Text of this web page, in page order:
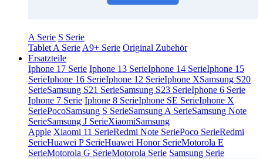
A Serie S Serie
Tablet A Serie A9+ Serie Original Zubehör
Ersatzteile
Iphone 17 Serie Iphone 13 SerieIphone 14 SerieIphone 15
SerieIphone 16 SerieIphone 12 SerieIphone XSamsung S20
SerieSamsung S21 SerieSamsung S23 SerieIphone 6 Serie
Iphone 7 Serie Iphone 8 SerieIphone SE SerieIphone X
SeriePocoSamsung S SerieSamsung A SerieSamsung Note
SerieSamsung J SerieXiaomiSamsung
Apple Xiaomi 11 SerieRedmi Note SeriePoco SerieRedmi
SerieHuawei P SerieHuawei Honor SerieMotorola E
SerieMotorola G SerieMotorola Serie Samsung Serie